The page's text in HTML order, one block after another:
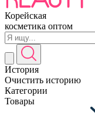
Корейская
косметика оптом
История
Очистить историю
Категории
Товары